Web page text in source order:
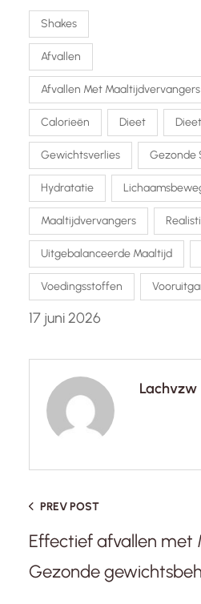
Shakes
Afvallen
Afvallen Met
Calorieën Dieet
Gewichtsverlies Gezonde
Hydratatie
Maaltijdvervangers
Uitgebalanceerde Maaltijd
Voedingsstoffen
17 juni 2026
Lachvzw
PREV POST
Effectief afvallen met
Gezonde